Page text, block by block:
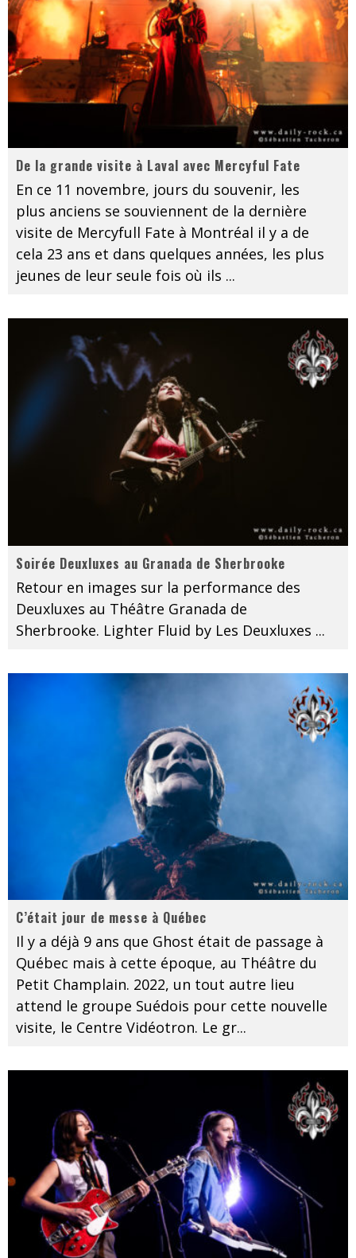
De la grande visite à Laval avec Mercyful Fate
En ce 11 novembre, jours du souvenir, les
plus anciens se souviennent de la dernière
visite de Mercyfull Fate à Montréal il y a de
cela 23 ans et dans quelques années, les plus
jeunes de leur seule fois où ils ...
Soirée Deuxluxes au Granada de Sherbrooke
Retour en images sur la performance des
Deuxluxes au Théâtre Granada de
Sherbrooke. Lighter Fluid by Les Deuxluxes ...
C’était jour de messe à Québec
Il y a déjà 9 ans que Ghost était de passage à
Québec mais à cette époque, au Théâtre du
Petit Champlain. 2022, un tout autre lieu
attend le groupe Suédois pour cette nouvelle
visite, le Centre Vidéotron. Le gr...